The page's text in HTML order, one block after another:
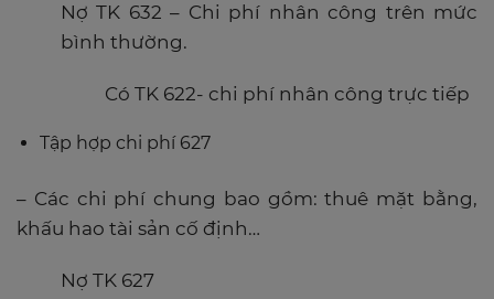
Nợ TK 632 – Chi phí nhân công trên mức
bình thường.
Có TK 622- chi phí nhân công trực tiếp
Tập hợp chi phí 627
– Các chi phí chung bao gồm: thuê mặt bằng,
khấu hao tài sản cố định…
Nợ TK 627